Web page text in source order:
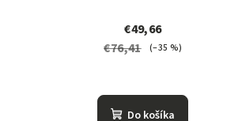
€49,66
€76,41
(–35 %)
Do košíka